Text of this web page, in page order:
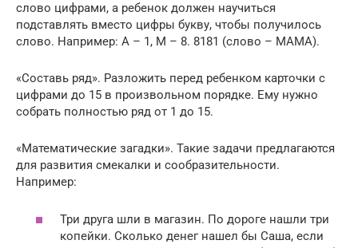
слово цифрами, а ребенок должен научиться
подставлять вместо цифры букву, чтобы получилось
слово. Например: А – 1, М – 8. 8181 (слово – МАМА).
«Составь ряд». Разложить перед ребенком карточки с
цифрами до 15 в произвольном порядке. Ему нужно
собрать полностью ряд от 1 до 15.
«Математические загадки». Такие задачи предлагаются
для развития смекалки и сообразительности.
Например:
Три друга шли в магазин. По дороге нашли три
копейки. Сколько денег нашел бы Саша, если